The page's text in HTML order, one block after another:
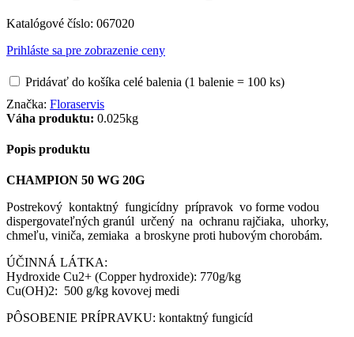
Katalógové číslo: 067020
Prihláste sa pre zobrazenie ceny
Pridávať do košíka celé balenia (1 balenie = 100 ks)
Značka: Floraservis
Váha produktu: 0.025kg
Popis produktu
CHAMPION 50 WG 20G
Postrekový kontaktný fungicídny prípravok vo forme vodou
dispergovateľných granúl určený na ochranu rajčiaka, uhorky,
chmeľu, viniča, zemiaka a broskyne proti hubovým chorobám.
ÚČINNÁ LÁTKA:
Hydroxide Cu2+ (Copper hydroxide): 770g/kg
Cu(OH)2: 500 g/kg kovovej medi
PÔSOBENIE PRÍPRAVKU: kontaktný fungicíd